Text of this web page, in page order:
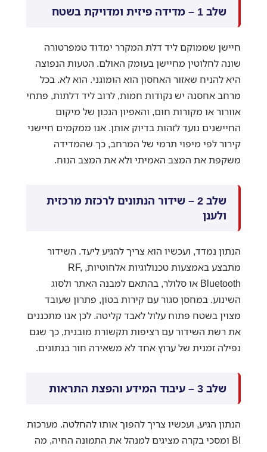
שלב 1 – מדידה פיזית ומדויקת בשטח
חיישן שממוקם ליד דלת המקרר ימדוד טמפרטורה
שונה לחלוטין מחיישן בעומק האולם. הטעות הנפוצה
היא להניח שאזור האחסון הוא הומוגני. הוא לא. בכל
מרחב אחסנה יש נקודות חמות, לרוב ליד דלתות, פתחי
אוורור או מקורות חום, והאפיון הנכון של מיקום
החיישנים נועד לזהות בדיוק אותן. אנו ממקמים חיישני
קירור לפי מיפוי תרמי של המרחב, כך שהמדידה
משקפת את המצב האמיתי ולא את המצב הנוח.
שלב 2 – שידור הנתונים לרכזת מרכזית
ולענן
הנתון נמדד, ועכשיו הוא צריך להגיע ליעד. השידור
מתבצע באמצעות טכנולוגיות אלחוטיות, RF,
Bluetooth או סלולר, בהתאם למבנה האתר ולסוג
השינוע. במחסן סגור עם קירות בטון, פתרון שעובד
מצוין בשטח פתוח עלול לאבד קליטה. לכן אנו מתכננים
את רשת השידור עם רציפות תקשורת מובנית, כך שגם
נפילה זמנית של ערוץ אחד לא משאירה חור בנתונים.
שלב 3 – עיבוד המידע והפצת התראות
הנתון הגיע, ועכשיו צריך להפוך אותו להחלטה. מערכות
BI ומסכי בקרה מציגים למנהל את התמונה החיה, מה